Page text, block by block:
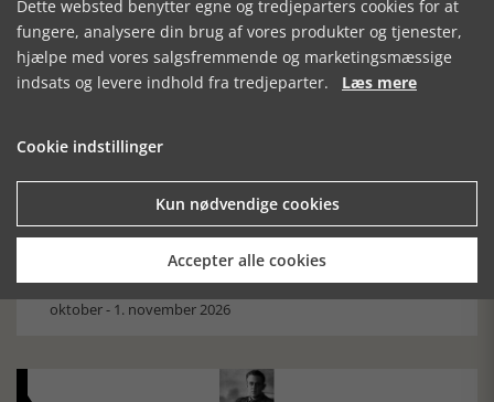
Mosefolket
Den største samling af moselig i verden på Museum
Silkeborg Hovedgården
Historisk festival i Faaborg
FOBURGH Faaborg Internationale Historie Festival 2026 30.
oktober - 1. november 2026
Dette websted benytter egne og tredjeparters cookies for at
fungere, analysere din brug af vores produkter og tjenester,
hjælpe med vores salgsfremmende og marketingsmæssige
indsats og levere indhold fra tredjeparter. Læs mere
Cookie indstillinger
Kun nødvendige cookies
Accepter alle cookies